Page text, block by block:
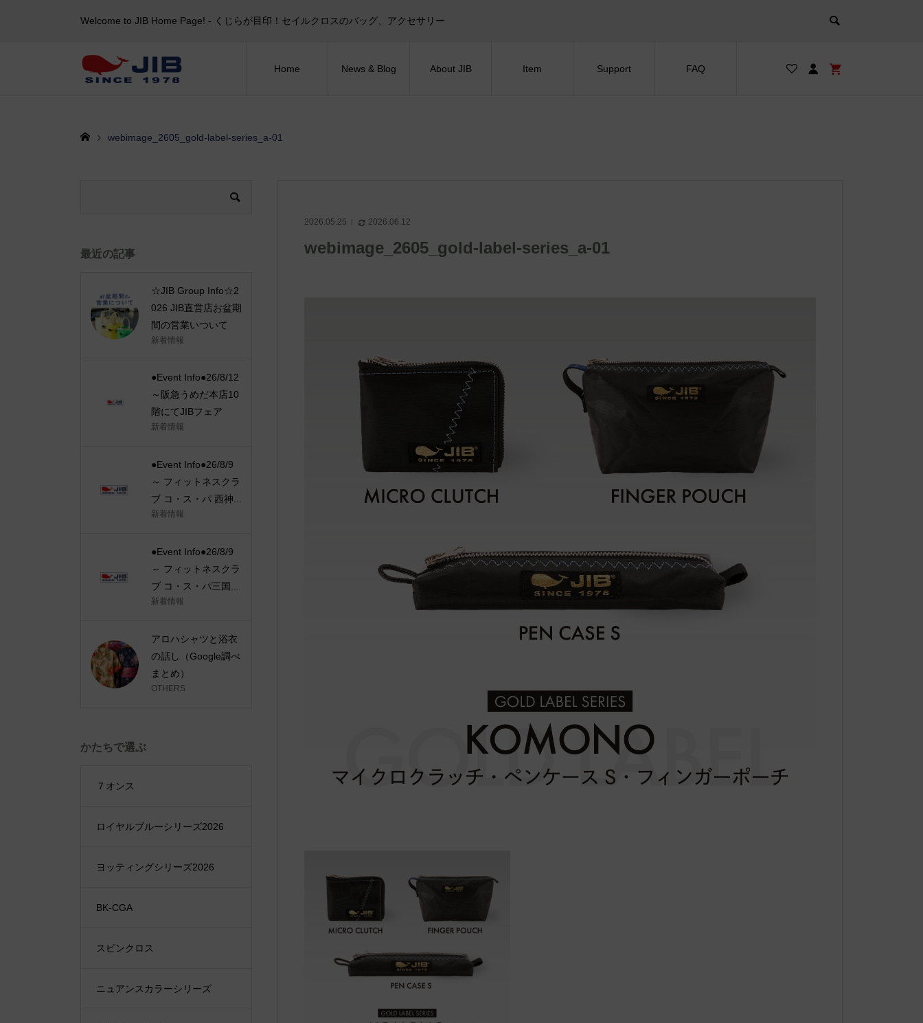
Welcome to JIB Home Page! ‐ くじらが目印！セイルクロスのバッグ、アクセサリー
Home News & Blog About JIB Item Support FAQ
webimage_2605_gold-label-series_a-01
2026.05.25 2026.06.12
webimage_2605_gold-label-series_a-01
最近の記事
☆JIB Group Info☆2
026 JIB直営店お盆期
間の営業いついて
新着情報
●Event Info●26/8/12
～阪急うめだ本店10
階にてJIBフェア
新着情報
●Event Info●26/8/9
～ フィットネスクラ
ブ コ・ス・パ 西神...
新着情報
●Event Info●26/8/9
～ フィットネスクラ
ブ コ・ス・パ三国...
新着情報
アロハシャツと浴衣
の話し（Google調べ
まとめ）
OTHERS
かたちで選ぶ
７オンス
ロイヤルブルーシリーズ2026
ヨッティングシリーズ2026
BK-CGA
スピンクロス
ニュアンスカラーシリーズ